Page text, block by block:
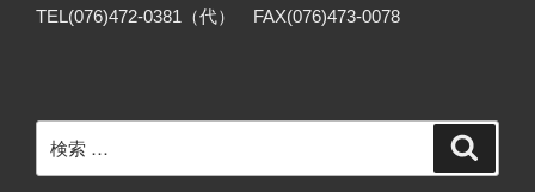
TEL(076)472-0381（代） FAX(076)473-0078
検
索: